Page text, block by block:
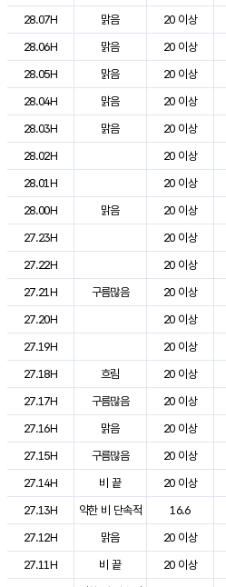
28.07H
맑음 20 이상
28.06H
맑음 20 이상
28.05H
맑음 20 이상
28.04H
맑음 20 이상
28.03H
맑음 20 이상
28.02H
20 이상
28.01H
20 이상
28.00H
맑음 20 이상
27.23H
20 이상
27.22H
20 이상
27.21H
구름많음 20 이상
27.20H
20 이상
27.19H
20 이상
27.18H
흐림 20 이상
27.17H
구름많음 20 이상
27.16H
맑음 20 이상
27.15H
구름많음 20 이상
27.14H
비 끝 20 이상
27.13H
약한 비 단속적 16.6
27.12H
맑음 20 이상
27.11H
비 끝 20 이상